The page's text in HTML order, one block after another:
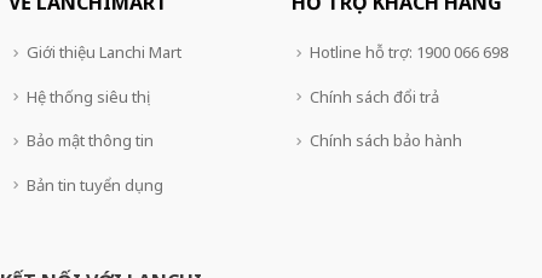
Giới thiệu Lanchi Mart
Hệ thống siêu thị
Bảo mật thông tin
Bản tin tuyển dụng
Hotline hỗ trợ: 1900 066 698
Chính sách đổi trả
Chính sách bảo hành